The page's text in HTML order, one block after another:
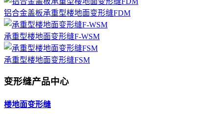
铝合金盖板承重型楼地面变形缝FDM
承重型楼地面变形缝F-WSM
承重型楼地面变形缝FSM
变形缝产品中心
楼地面变形缝